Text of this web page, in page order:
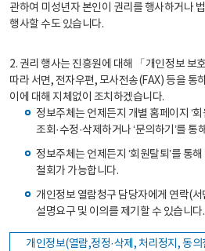
관하여 미성년자 본인이 권리를 행사하거나
행사할 수도 있습니다.
2. 권리 행사는 진흥원에 대해 「개인정보 보
따라 서면, 전자우편, 모사전송(FAX) 등을 통
이에 대해 지체없이 조치하겠습니다.
정보주체는 언제든지 개별 홈페이지 ‘
조회·수정·삭제하거나 ‘문의하기’를
정보주체는 언제든지 ‘회원탈퇴’를 통
철회가 가능합니다.
개인정보 열람청구 담당자에게 연락(
설명요구 및 이의를 제기할 수 있습니다.
개인정보(열람,정정·삭제, 처리정지, 동